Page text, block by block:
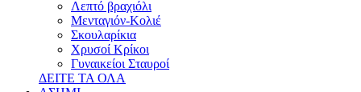
Λεπτό βραχιόλι
Μενταγιόν-Κολιέ
Σκουλαρίκια
Χρυσοί Κρίκοι
Γυναικείοι Σταυροί
ΔΕΙΤΕ ΤΑ ΟΛΑ